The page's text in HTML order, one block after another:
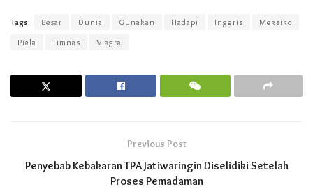
Tags: Besar Dunia Gunakan Hadapi Inggris
Meksiko
Piala
Timnas Viagra
Previous Post
Penyebab Kebakaran TPA Jatiwaringin Diselidiki Setelah
Proses Pemadaman